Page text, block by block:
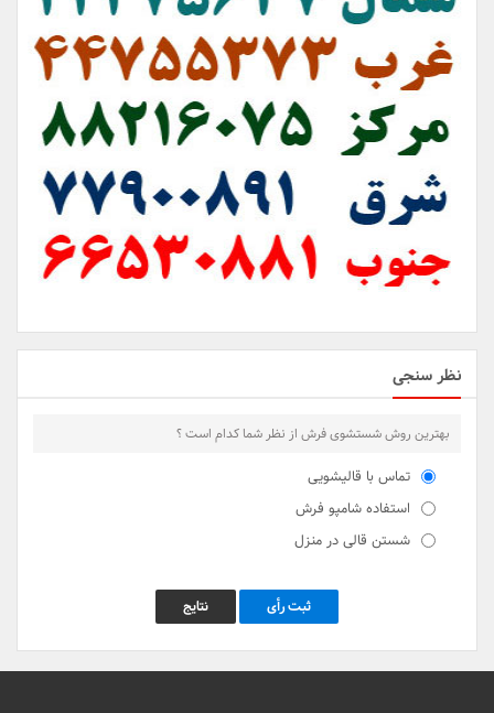
نظر سنجی
بهترین روش شستشوی فرش از نظر شما کدام است ؟
تماس با قالیشویی
استفاده شامپو فرش
شستن قالی در منزل
ثبت رأی نتایج